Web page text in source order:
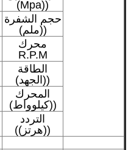
((Mpa)
حجم الشفرة
((ملم)
محرك
R.P.M
الطاقة
((الجهد)
المحرك
((كيلوواط)
التردد
((هرتز))